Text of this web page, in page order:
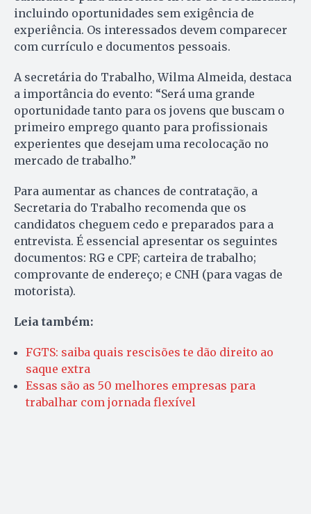
incluindo oportunidades sem exigência de
experiência. Os interessados devem comparecer
com currículo e documentos pessoais.
A secretária do Trabalho, Wilma Almeida, destaca
a importância do evento: “Será uma grande
oportunidade tanto para os jovens que buscam o
primeiro emprego quanto para profissionais
experientes que desejam uma recolocação no
mercado de trabalho.”
Para aumentar as chances de contratação, a
Secretaria do Trabalho recomenda que os
candidatos cheguem cedo e preparados para a
entrevista. É essencial apresentar os seguintes
documentos: RG e CPF; carteira de trabalho;
comprovante de endereço; e CNH (para vagas de
motorista).
Leia também:
FGTS: saiba quais rescisões te dão direito ao
saque extra
Essas são as 50 melhores empresas para
trabalhar com jornada flexível